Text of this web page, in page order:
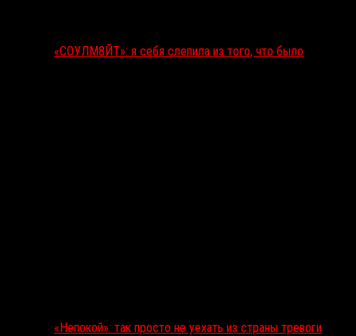
«СОУЛМ8ЙТ»: я себя слепила из того, что было
«Непокой»: так просто не уехать из страны тревоги